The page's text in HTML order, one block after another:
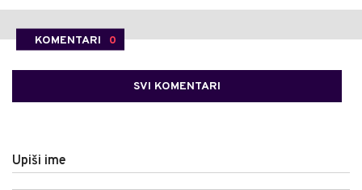
KOMENTARI 0
SVI KOMENTARI
Upiši ime